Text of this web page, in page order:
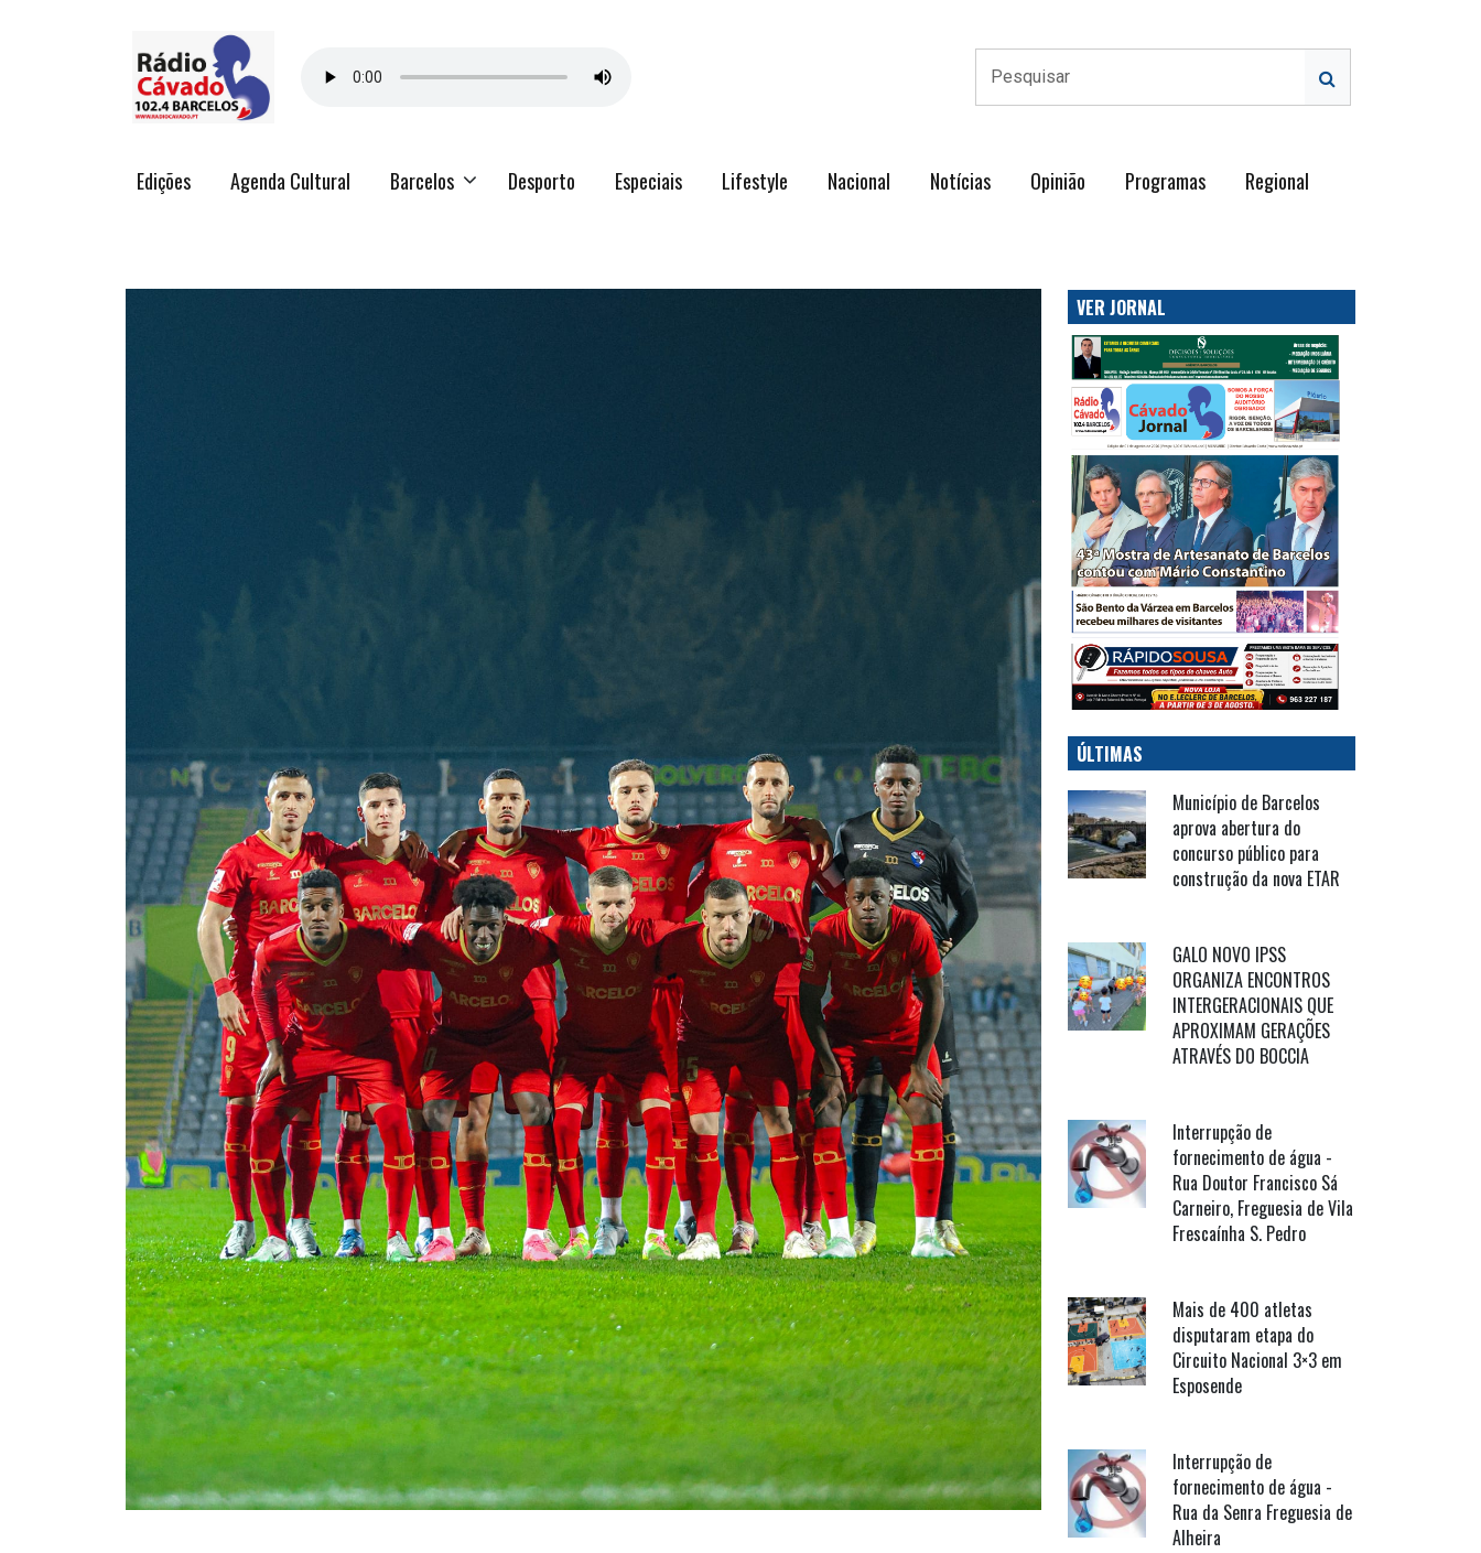
Edições Agenda Cultural Barcelos Desporto Especiais Lifestyle Nacional Notícias Opinião Programas Regional
VER JORNAL
ÚLTIMAS
Município de Barcelos
aprova abertura do
concurso público para
construção da nova ETAR
GALO NOVO IPSS
ORGANIZA ENCONTROS
INTERGERACIONAIS QUE
APROXIMAM GERAÇÕES
ATRAVÉS DO BOCCIA
Interrupção de
fornecimento de água -
Rua Doutor Francisco Sá
Carneiro, Freguesia de Vila
Frescaínha S. Pedro
Mais de 400 atletas
disputaram etapa do
Circuito Nacional 3×3 em
Esposende
Interrupção de
fornecimento de água -
Rua da Senra Freguesia de
Alheira